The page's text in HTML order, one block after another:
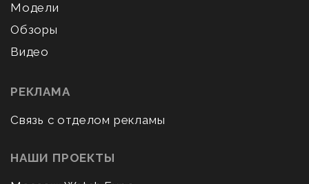
Модели
Обзоры
Видео
РЕКЛАМА
Связь с отделом рекламы
НАШИ ПРОЕКТЫ